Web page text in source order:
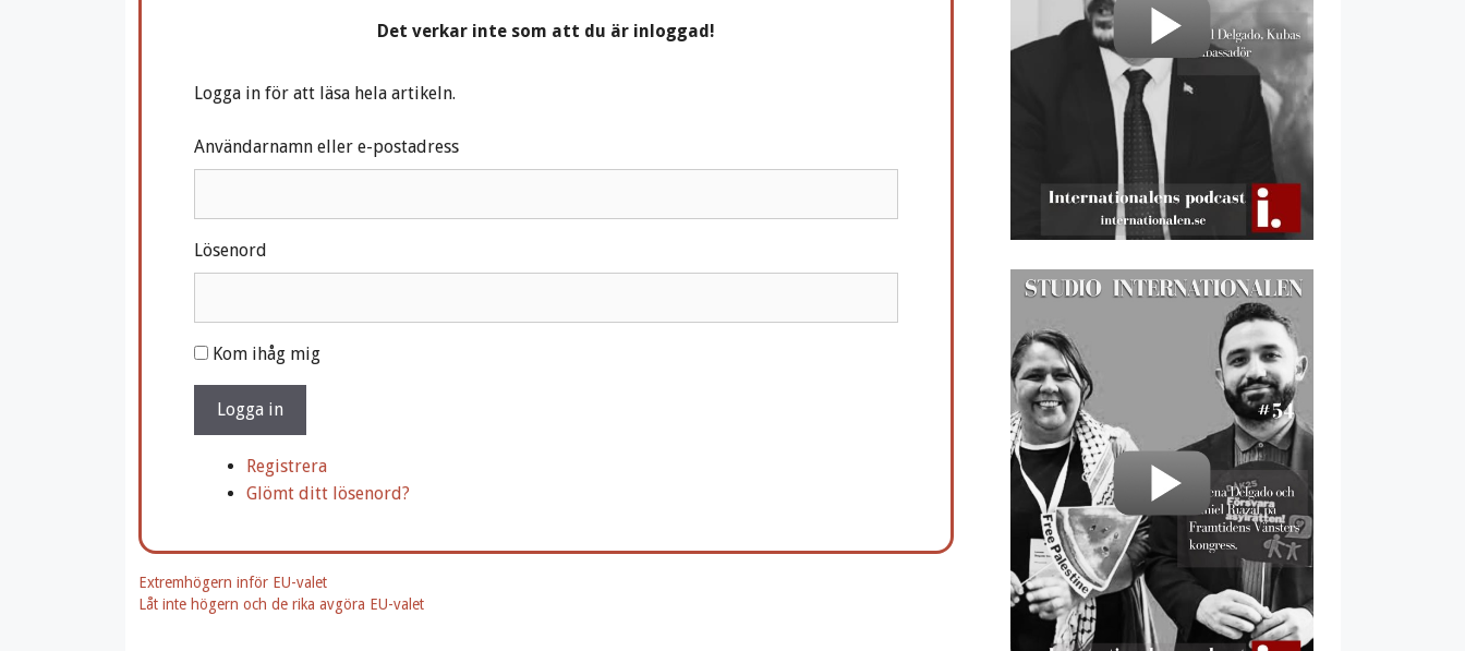
Det verkar inte som att du är inloggad!
Logga in för att läsa hela artikeln.
Användarnamn eller e-postadress
Lösenord
A
l
e
v
Kom ihåg mig
Logga in
Registrera
Glömt ditt lösenord?
Extremhögern inför EU-valet
Låt inte högern och de rika avgöra EU-valet